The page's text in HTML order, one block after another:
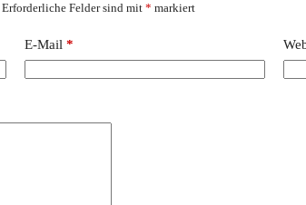
Erforderliche Felder sind mit * markiert
E-Mail *